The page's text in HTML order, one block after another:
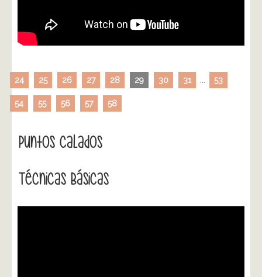
24 25 26 27 28 29 30 31 53
54 55 56 57 58
Puntos Calados
Técnicas Básicas